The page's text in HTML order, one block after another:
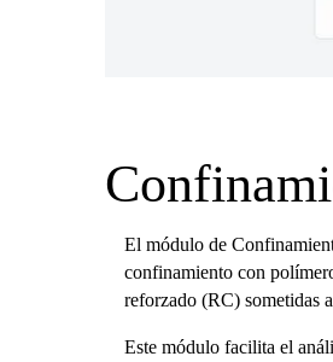
El módulo de
confinamiento con
reforzado (RC) sometidas
Este módulo facilita el